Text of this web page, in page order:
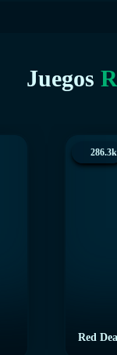
Juegos
286.3k
Red